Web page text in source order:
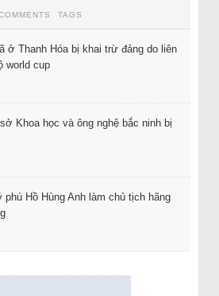
TAGS
ở Thanh Hóa bị khai trừ đảng do liên
world cup
Khoa học và ông nghệ bắc ninh bị
phú Hồ Hùng Anh làm chủ tịch hãng